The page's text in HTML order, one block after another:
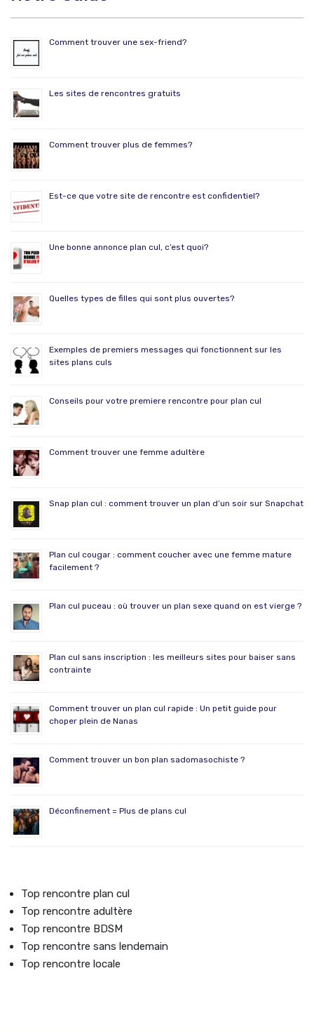
Comment trouver une sex-friend?
Les sites de rencontres gratuits
Comment trouver plus de femmes?
Est-ce que votre site de rencontre est confidentiel?
Une bonne annonce plan cul, c’est quoi?
Quelles types de filles qui sont plus ouvertes?
Exemples de premiers messages qui fonctionnent sur les
sites plans culs
Conseils pour votre premiere rencontre pour plan cul
Comment trouver une femme adultère
Snap plan cul : comment trouver un plan d’un soir sur Snapchat
Plan cul cougar : comment coucher avec une femme mature
facilement ?
Plan cul puceau : où trouver un plan sexe quand on est vierge ?
Plan cul sans inscription : les meilleurs sites pour baiser sans
contrainte
Comment trouver un plan cul rapide : Un petit guide pour
choper plein de Nanas
Comment trouver un bon plan sadomasochiste ?
Déconfinement = Plus de plans cul
Top rencontre plan cul
Top rencontre adultère
Top rencontre BDSM
Top rencontre sans lendemain
Top rencontre locale